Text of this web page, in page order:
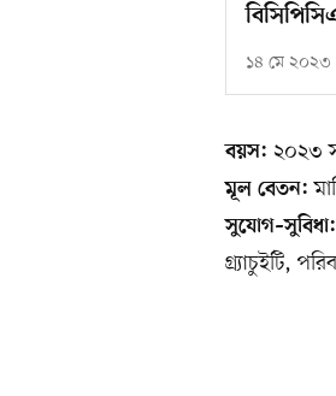
১৪ মে ২০২৩
বয়স: ২০২৩
মূল বেতন:
সুযোগ–সুবিধা:
গ্র্যাচুইটি,